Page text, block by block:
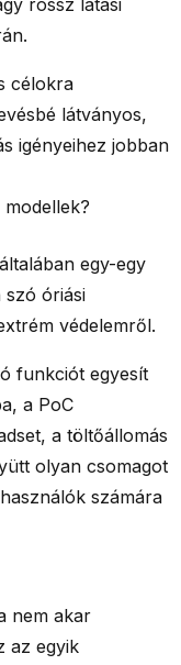
rossz látási
célokra
látványos,
igényeihez jobban
egy-egy
szó óriási
védelemről.
funkciót egyesít
a PoC
a töltőállomás
olyan csomagot
számára
nem akar
az egyik